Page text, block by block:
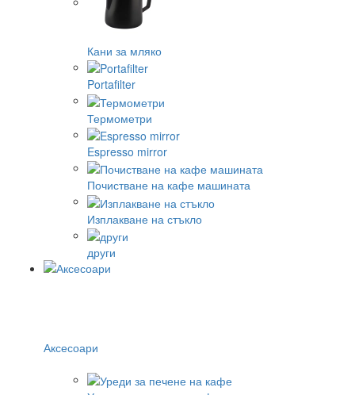
Кани за мляко
Portafilter
Термометри
Espresso mirror
Почистване на кафе машината
Изплакване на стъкло
други
Аксесоари